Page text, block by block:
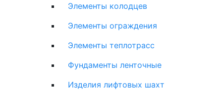
Элементы колодцев
Элементы ограждения
Элементы теплотрасс
Фундаменты ленточные
Изделия лифтовых шахт